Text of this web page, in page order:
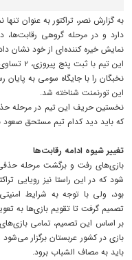
دارد و در مرحله گروهی رقابت‌ها،
نمایش خیره کننده‌ای از خود نشان
این تیم
نخبگان را با جایگاه سومی به
این تورنمنت شناخته شد.
نخستین حریف این تیم در مرحله
که باید دید کدام تیم مستحق صعود
تغییر شیوه ادامه رقابت‌ها
بازی‌های رفت و برگشت مرحله حذفی
بود، ولی با توجه به شرایط
تصمیم گرفت تا تقویم بازی‌ها به
بر اساس این تصمیم، تمامی
بازی در کشور عربستان برگزار
باید به مصاف الشباب برود.